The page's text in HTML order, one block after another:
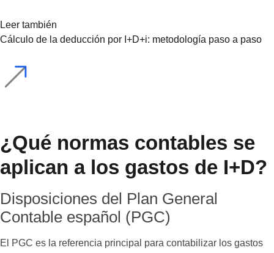
Leer también
Cálculo de la deducción por I+D+i: metodología paso a paso
¿Qué normas contables se
aplican a los gastos de I+D?
Disposiciones del Plan General
Contable español (PGC)
El PGC es la referencia principal para contabilizar los gastos